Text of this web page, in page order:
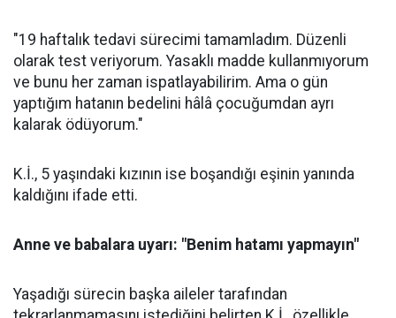
"19 haftalık tedavi sürecimi tamamladım. Düzenli
olarak test veriyorum. Yasaklı madde kullanmıyorum
ve bunu her zaman ispatlayabilirim. Ama o gün
yaptığım hatanın bedelini hâlâ çocuğumdan ayrı
kalarak ödüyorum."
K.İ., 5 yaşındaki kızının ise boşandığı eşinin yanında
kaldığını ifade etti.
Anne ve babalara uyarı: "Benim hatamı yapmayın"
Yaşadığı sürecin başka aileler tarafından